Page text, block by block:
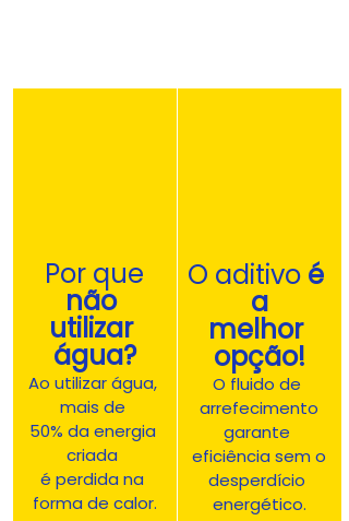
Por que
não
utilizar
água?
Ao utilizar água,
mais de
50% da energia
criada
é perdida na
forma de calor.
O aditivo é
a
melhor
opção!
O fluido de
arrefecimento
garante
eficiência sem o
desperdício
energético.